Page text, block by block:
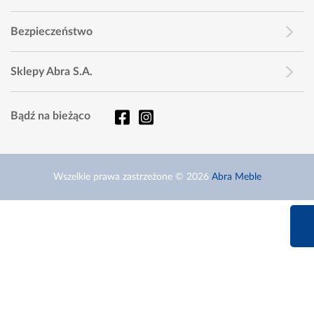
Bezpieczeństwo
Sklepy Abra S.A.
Bądź na bieżąco
Wszelkie prawa zastrzeżone © 2026 Abra Meble